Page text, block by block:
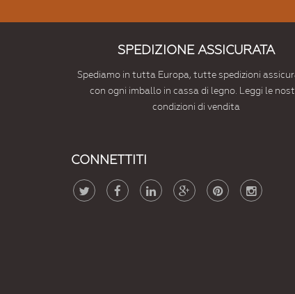
SPEDIZIONE ASSICURATA
Spediamo in tutta Europa, tutte spedizioni
con ogni imballo in cassa di legno. Leggi le
condizioni di vendita
CONNETTITI